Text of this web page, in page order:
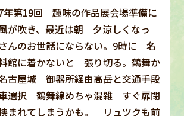
第19回 趣味の作品展会場準備に
が吹き、最近は朝 夕涼しくなっ
んのお世話にならない。9時に 名
館に着かないと 張り切る。鶴舞か
古屋城 御器所経由高岳と交通手段
選択 鶴舞線めちゃ混雑 すぐ扉閉
まれてしまうかも。 リュツクも前